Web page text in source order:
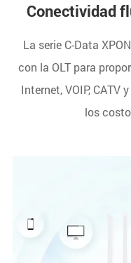
Conectividad
La serie C-Data
con la OLT para
Internet, VOIP, CATV
los